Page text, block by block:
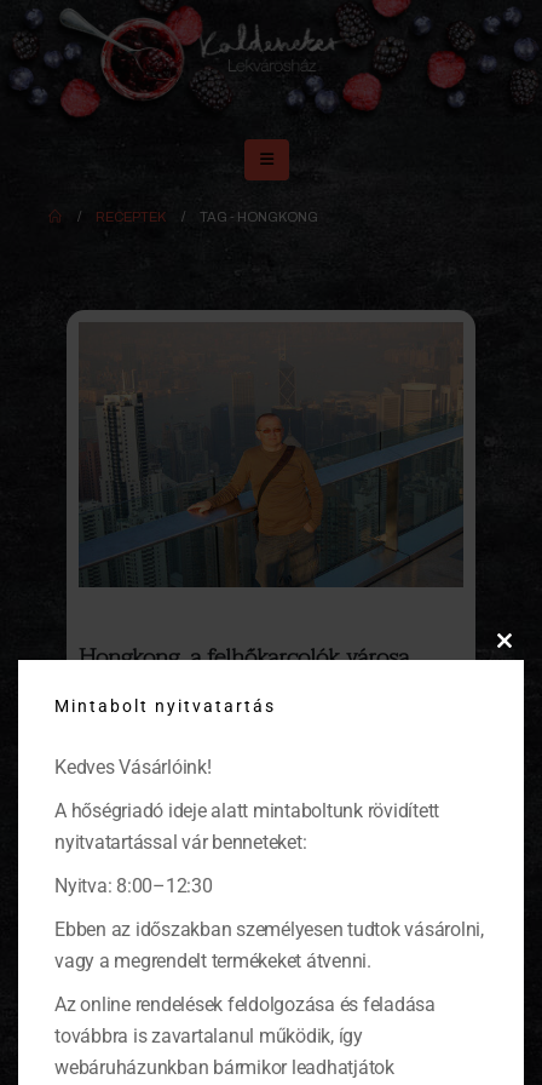
RECEPTEK TAG - HONGKONG
Hongkong, a felhőkarcolók városa
Hosszú repülőút vezet Délkelet-Ázsiába,
Fényképes úti beszámoló a felhőkarcolók
KOSÁR
0 ITEMS
Mintabolt nyitvatartás
Kedves Vásárlóink!
A hőségriadó ideje alatt mintaboltunk rövidített
nyitvatartással vár benneteket:
Nyitva: 8:00–12:30
Ebben az időszakban személyesen tudtok vásárolni,
vagy a megrendelt termékeket átvenni.
Az online rendelések feldolgozása és feladása
továbbra is zavartalanul működik, így
webáruházunkban bármikor leadhatjátok